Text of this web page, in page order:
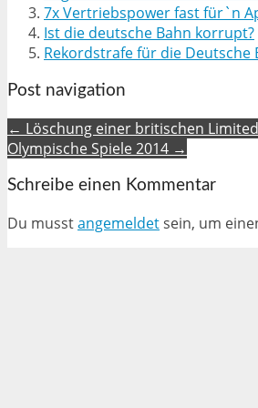
7x Vertriebspower fast für`n
Ist die deutsche Bahn korrupt?
Rekordstrafe für die Deutsche
Post navigation
← Löschung einer britischen
Olympische Spiele 2014 →
Schreibe einen Kommentar
Du musstangemeldetsein, um